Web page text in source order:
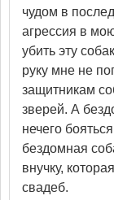
чудом в
агрессия в
убить эту
руку мне не
защитникам
зверей. А
нечего
бездомная
внучку,
свадеб.